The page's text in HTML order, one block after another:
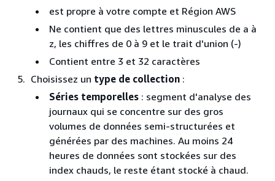
est propre à votre compte et Région AWS
Ne contient que des lettres minuscules de a à
z, les chiffres de 0 à 9 et le trait d'union (-)
Contient entre 3 et 32 caractères
Choisissez un type de collection :
Séries temporelles : segment d'analyse des
journaux qui se concentre sur des gros
volumes de données semi-structurées et
générées par des machines. Au moins 24
heures de données sont stockées sur des
index chauds, le reste étant stocké à chaud.